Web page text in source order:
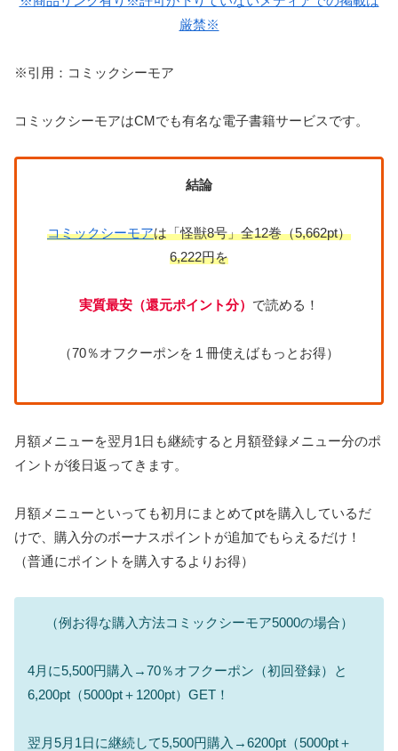
※引用：コミックシーモア
コミックシーモアはCMでも有名な電子書籍サービスです。
結論
コミックシーモアは「怪獣8号」全12巻（5,662pt）
6,222円を
実質最安（還元ポイント分） で読める！
（70％オフクーポンを１冊使えばもっとお得）
月額メニューを翌月1日も継続すると月額登録メニュー分のポ
イントが後日返ってきます。
月額メニューといっても初月にまとめてptを購入しているだ
けで、購入分のボーナスポイントが追加でもらえるだけ！
（普通にポイントを購入するよりお得）
（例お得な購入方法コミックシーモア5000の場合）
4月に5,500円購入→70％オフクーポン（初回登録）と
6,200pt（5000pt＋1200pt）GET！
翌月5月1日に継続して5,500円購入→6200pt（5000pt＋